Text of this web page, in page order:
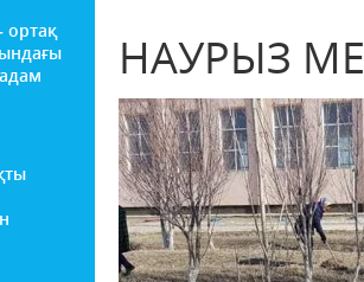
ортақ
НАУРЫЗ